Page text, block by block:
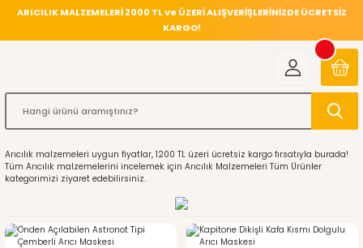
ARICILIK MALZEMELERİ 2000 TL ve ÜZERİ ALIŞVERİŞLERİNİZDE ÜCRETSİZ
KARGO!
Arıcılık malzemeleri uygun fiyatlar, 1200 TL üzeri ücretsiz kargo fırsatıyla burada!
Tüm Arıcılık malzemelerini incelemek için Arıcılık Malzemeleri Tüm Ürünler
kategorimizi ziyaret edebilirsiniz.